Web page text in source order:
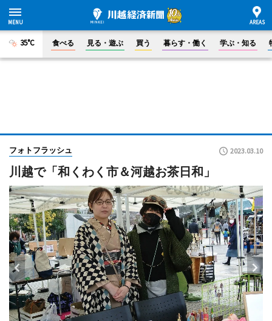
35°C 食べる 見る・遊ぶ 買う 暮らす・働く 学ぶ・知る
フォトフラッシュ 2023.03.10
川越で「和くわく市＆河越お茶日和」